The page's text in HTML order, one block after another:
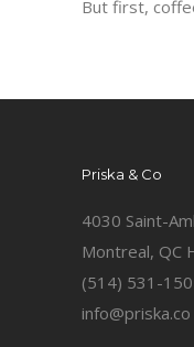
But first,
Priska & Co
4030 Saint-
Montreal, QC
(514) 531-
info@priska.co